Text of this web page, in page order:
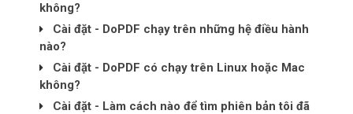
không?
Cài đặt - DoPDF chạy trên những hệ điều hành
nào?
Cài đặt - DoPDF có chạy trên Linux hoặc Mac
không?
Cài đặt - Làm cách nào để tìm phiên bản tôi đã